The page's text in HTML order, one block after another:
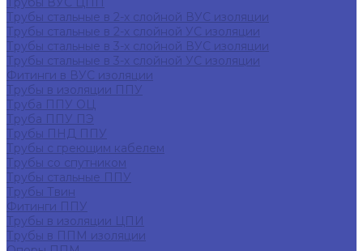
Трубы стальные в 2-х слойной ВУС изоляции
Трубы стальные в 2-х слойной УС изоляции
Трубы стальные в 3-х слойной ВУС изоляции
Трубы стальные в 3-х слойной УС изоляции
Фитинги в ВУС изоляции
Трубы в изоляции ППУ
Труба ППУ ОЦ
Труба ППУ ПЭ
Трубы ПНД ППУ
Трубы с греющим кабелем
Трубы со спутником
Трубы стальные ППУ
Трубы Твин
Фитинги ППУ
Трубы в изоляции ЦПИ
Трубы в ППМ изоляции